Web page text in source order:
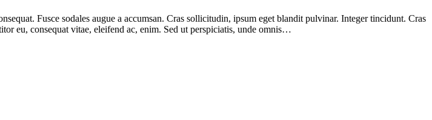
Fusce sodales augue a accumsan. Cras sollicitudin, ipsum eget blandit pulvinar. Integer tincidunt. Cras
eu, consequat vitae, eleifend ac, enim. Sed ut perspiciatis, unde omnis…